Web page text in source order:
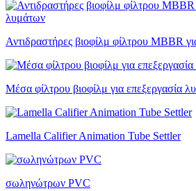
Αντιδραστήρες βιοφίλμ φίλτρου MBBR
Μέσα φίλτρου βιοφίλμ για επεξεργασία
Lamella Califier Animation Tube Settler
σωληνώτρων PVC